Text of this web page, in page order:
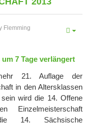
Flemming
7 Tage verlängert
21. Auflage der
in den Altersklassen
wird die 14. Offene
Einzelmeisterschaft
14. Sächsische